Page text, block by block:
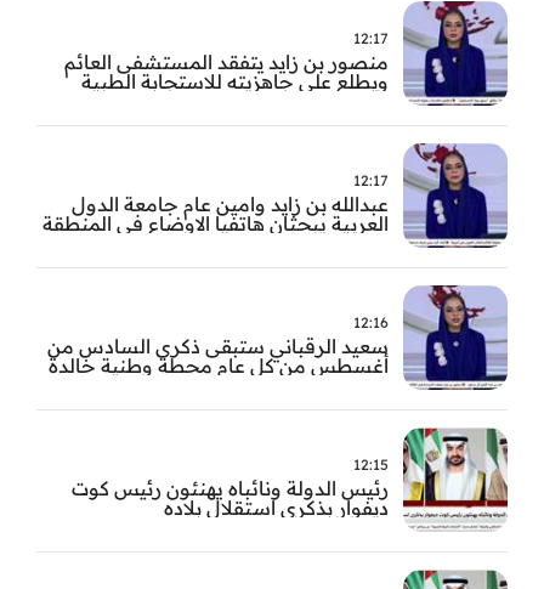
12:17
منصور بن زايد يتفقد المستشفى العائم
ويطلع على جاهزيته للاستجابة الطبية
12:17
عبدالله بن زايد وامين عام جامعة الدول
العربية يبحثان هاتفيا الاوضاع في المنطقة
12:16
سعيد الرقباني ستبقى ذكرى السادس من
أغسطس من كل عام محطة وطنية خالدة
الوالد المؤسس
12:15
رئيس الدولة ونائباه يهنئون رئيس كوت
ديفوار بذكرى استقلال بلاده